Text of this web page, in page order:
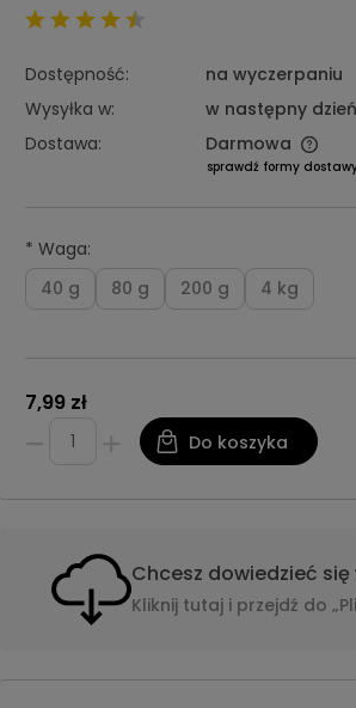
Dostępność:
na wyczerpaniu
Wysyłka w:
w następny
Dostawa:
Darmowa
sprawdź formy
* Waga:
40 g
80 g 200 g 4 kg
7,99 zł
Do koszyka
Chcesz dowiedzieć się
Kliknij tutaj i przejdź do